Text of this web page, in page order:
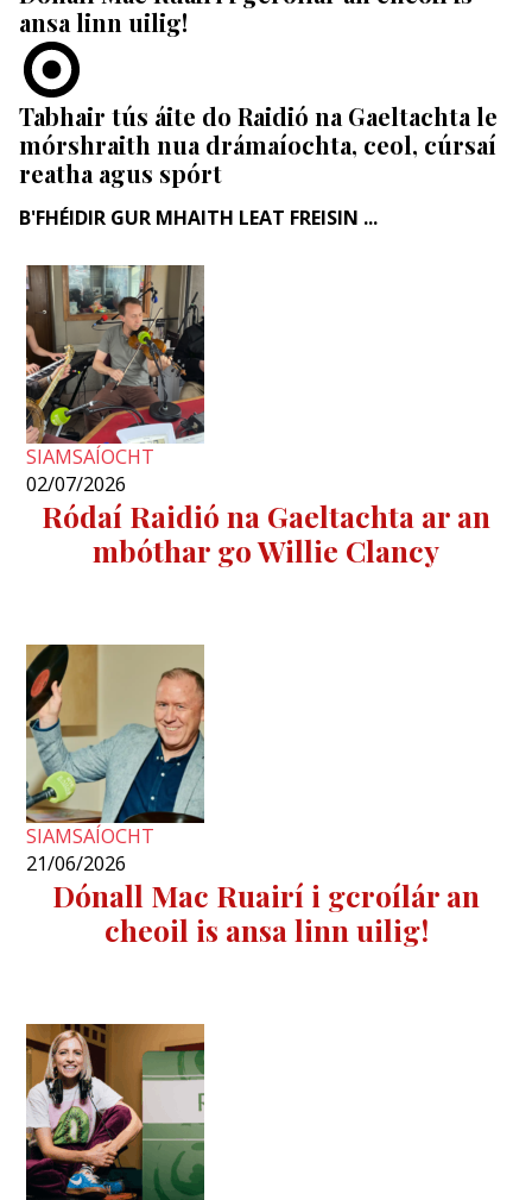
ansa linn uilig!
Tabhair tús áite do Raidió na Gaeltachta le
mórshraith nua drámaíochta, ceol, cúrsaí
reatha agus spórt
B'FHÉIDIR GUR MHAITH LEAT FREISIN ...
SIAMSAÍOCHT
02/07/2026
Ródaí Raidió na Gaeltachta ar an
mbóthar go Willie Clancy
SIAMSAÍOCHT
21/06/2026
Dónall Mac Ruairí i gcroílár an
cheoil is ansa linn uilig!